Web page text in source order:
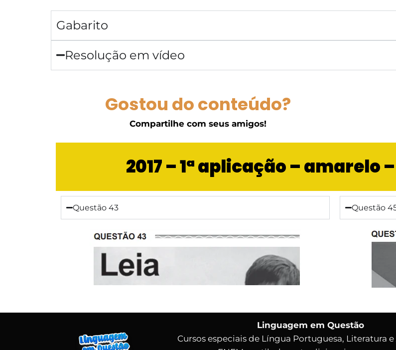
Gabarito
Resolução em vídeo
Gostou do conteúdo?
Compartilhe com seus amigos!
2017 – 1ª aplicação – amarelo
Questão 43 Questão
Linguagem em Questão
Cursos especiais de Língua Portuguesa, Literatura e